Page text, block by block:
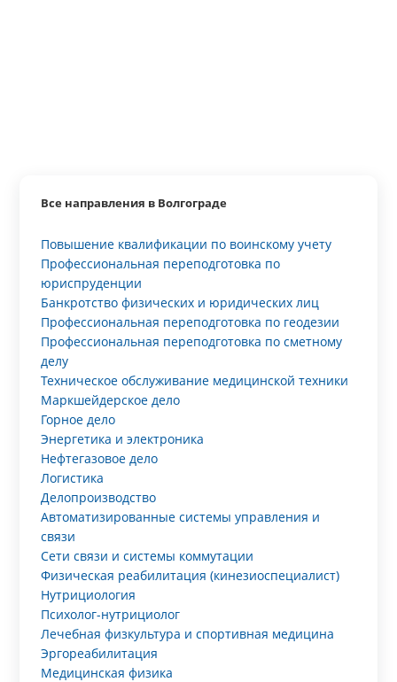
Все направления в Волгограде
Повышение квалификации по воинскому учету
Профессиональная переподготовка по
юриспруденции
Банкротство физических и юридических лиц
Профессиональная переподготовка по геодезии
Профессиональная переподготовка по сметному
делу
Техническое обслуживание медицинской техники
Маркшейдерское дело
Горное дело
Энергетика и электроника
Нефтегазовое дело
Логистика
Делопроизводство
Автоматизированные системы управления и
связи
Сети связи и системы коммутации
Физическая реабилитация (кинезиоспециалист)
Нутрициология
Психолог-нутрициолог
Лечебная физкультура и спортивная медицина
Эргореабилитация
Медицинская физика